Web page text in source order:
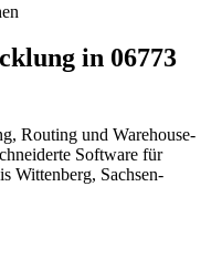
in 06773
Routing und Warehouse-
Software für
Wittenberg, Sachsen-